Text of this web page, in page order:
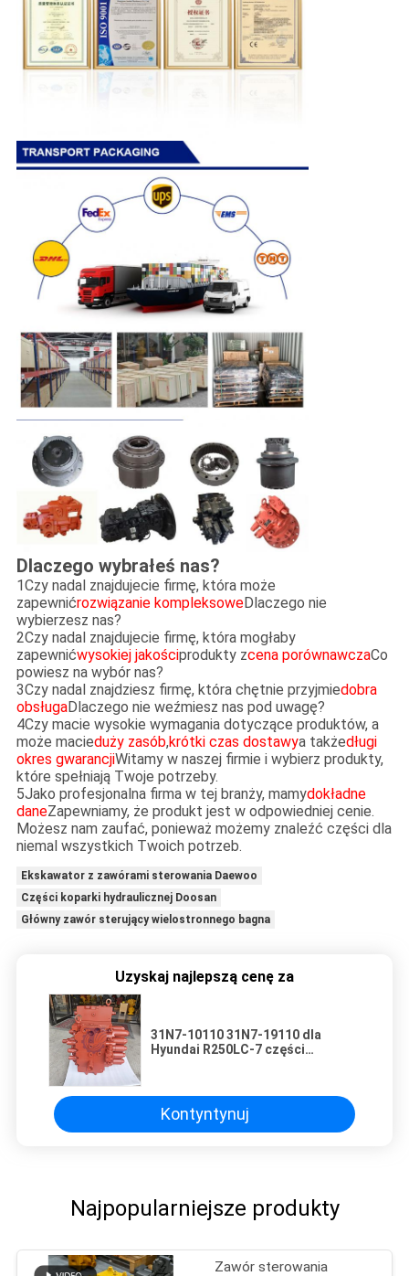
Dlaczego wybrałeś nas?
1Czy nadal znajdujecie firmę, która może
zapewnićrozwiązanie kompleksoweDlaczego nie
wybierzesz nas?
2Czy nadal znajdujecie firmę, która mogłaby
zapewnićwysokiej jakościprodukty zcena porównawczaCo
powiesz na wybór nas?
3Czy nadal znajdziesz firmę, która chętnie przyjmiedobra
obsługaDlaczego nie weźmiesz nas pod uwagę?
4Czy macie wysokie wymagania dotyczące produktów, a
może macieduży zasób,krótki czas dostawya takżedługi
okres gwarancjiWitamy w naszej firmie i wybierz produkty,
które spełniają Twoje potrzeby.
5Jako profesjonalna firma w tej branży, mamydokładne
daneZapewniamy, że produkt jest w odpowiedniej cenie.
Możesz nam zaufać, ponieważ możemy znaleźć części dla
niemal wszystkich Twoich potrzeb.
Ekskawator z zawórami sterowania Daewoo
Części koparki hydraulicznej Doosan
Główny zawór sterujący wielostronnego bagna
Uzyskaj najlepszą cenę za
31N7-10110 31N7-19110 dla
Hyundai R250LC-7 części
Kontyntynuj
Najpopularniejsze produkty
Zawór sterowania